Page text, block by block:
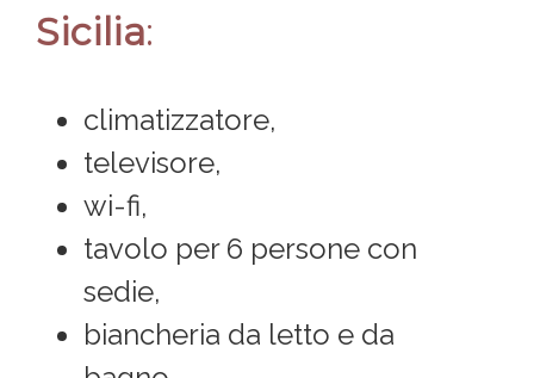
Sicilia:
climatizzatore,
televisore,
wi-fi,
tavolo per 6 persone con
sedie,
biancheria da letto e da